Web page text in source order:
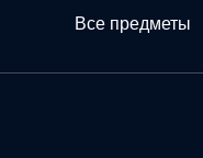
Все предметы